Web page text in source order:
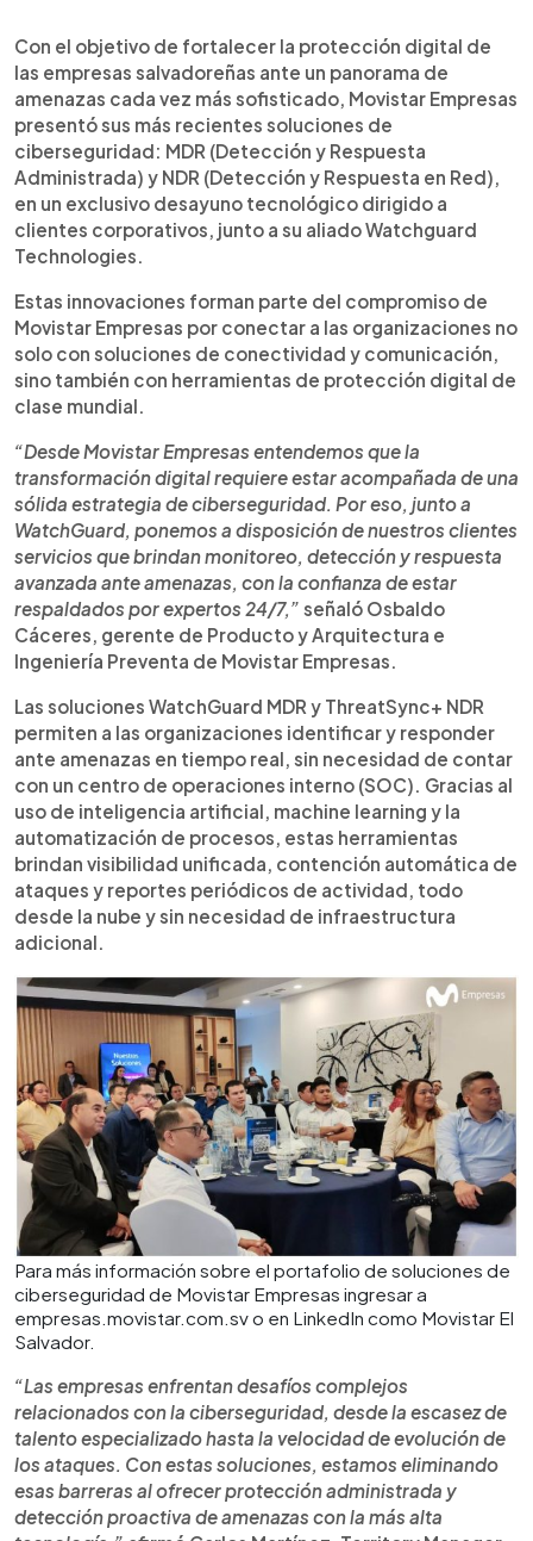
► Escuchar artículo
Con el objetivo de fortalecer la protección digital de
las empresas salvadoreñas ante un panorama de
amenazas cada vez más sofisticado, Movistar Empresas
presentó sus más recientes soluciones de
ciberseguridad: MDR (Detección y Respuesta
Administrada) y NDR (Detección y Respuesta en Red),
en un exclusivo desayuno tecnológico dirigido a
clientes corporativos, junto a su aliado Watchguard
Technologies.
Estas innovaciones forman parte del compromiso de
Movistar Empresas por conectar a las organizaciones no
solo con soluciones de conectividad y comunicación,
sino también con herramientas de protección digital de
clase mundial.
“Desde Movistar Empresas entendemos que la
transformación digital requiere estar acompañada de una
sólida estrategia de ciberseguridad. Por eso, junto a
WatchGuard, ponemos a disposición de nuestros clientes
servicios que brindan monitoreo, detección y respuesta
avanzada ante amenazas, con la confianza de estar
respaldados por expertos 24/7,” señaló Osbaldo
Cáceres, gerente de Producto y Arquitectura e
Ingeniería Preventa de Movistar Empresas.
Las soluciones WatchGuard MDR y ThreatSync+ NDR
permiten a las organizaciones identificar y responder
ante amenazas en tiempo real, sin necesidad de contar
con un centro de operaciones interno (SOC). Gracias al
uso de inteligencia artificial, machine learning y la
automatización de procesos, estas herramientas
brindan visibilidad unificada, contención automática de
ataques y reportes periódicos de actividad, todo
desde la nube y sin necesidad de infraestructura
adicional.
Para más información sobre el portafolio de soluciones de
ciberseguridad de Movistar Empresas ingresar a
empresas.movistar.com.sv o en LinkedIn como Movistar El
Salvador.
“Las empresas enfrentan desafíos complejos
relacionados con la ciberseguridad, desde la escasez de
talento especializado hasta la velocidad de evolución de
los ataques. Con estas soluciones, estamos eliminando
esas barreras al ofrecer protección administrada y
detección proactiva de amenazas con la más alta